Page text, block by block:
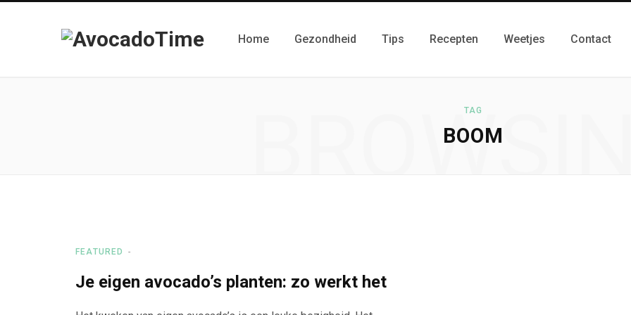
Home Gezondheid Tips Recepten Weetjes Contact
TAG
BOOM
FEATURED
Je eigen avocado’s planten: zo werkt het